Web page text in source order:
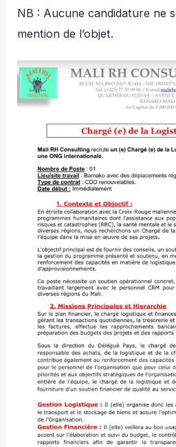
NB : Aucune candidature ne
mention de l’objet.